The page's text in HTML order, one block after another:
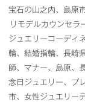
宝石の山之内、島原
リモデルカウンセラ
ジュエリーコーディ
輪、結婚指輪、長崎
師、マナー、島原、
念日ジュエリー、プ
市、女性ジュエリー